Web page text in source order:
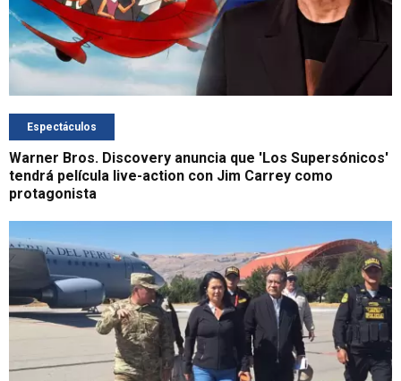
Espectáculos
Warner Bros. Discovery anuncia que 'Los Supersónicos'
tendrá película live-action con Jim Carrey como
protagonista